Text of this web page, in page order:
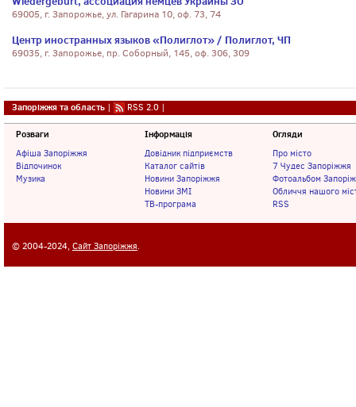
69005, г. Запорожье, ул. Гагарина 10, оф. 73, 74
Центр иностранных языков «Полиглот» / Полиглот, ЧП
69035, г. Запорожье, пр. Соборный, 145, оф. 306, 309
Запоріжжя та область | RSS 2.0 |
Розваги
Афіша Запоріжжя
Відпочинок
Музика
Інформація
Довідник підприємств
Каталог сайтів
Новини Запоріжжя
Новини ЗМІ
ТВ-програма
Огляди
Про місто
7 Чудес Запоріжжя
Фотоальбом
Обличчя нашого
RSS
© 2004-2024, Сайт Запоріжжя.